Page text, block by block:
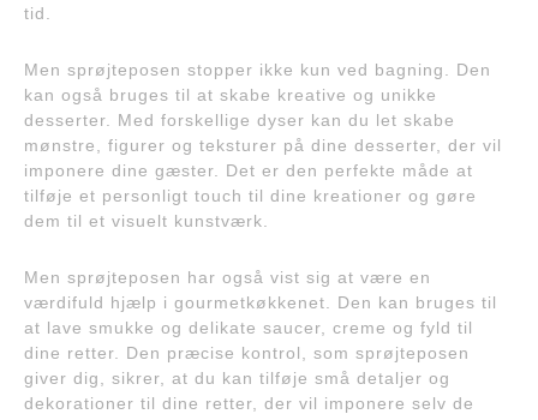
tid.
Men sprøjteposen stopper ikke kun ved bagning. Den
kan også bruges til at skabe kreative og unikke
desserter. Med forskellige dyser kan du let skabe
mønstre, figurer og teksturer på dine desserter, der vil
imponere dine gæster. Det er den perfekte måde at
tilføje et personligt touch til dine kreationer og gøre
dem til et visuelt kunstværk.
Men sprøjteposen har også vist sig at være en
værdifuld hjælp i gourmetkøkkenet. Den kan bruges til
at lave smukke og delikate saucer, creme og fyld til
dine retter. Den præcise kontrol, som sprøjteposen
giver dig, sikrer, at du kan tilføje små detaljer og
dekorationer til dine retter, der vil imponere selv de